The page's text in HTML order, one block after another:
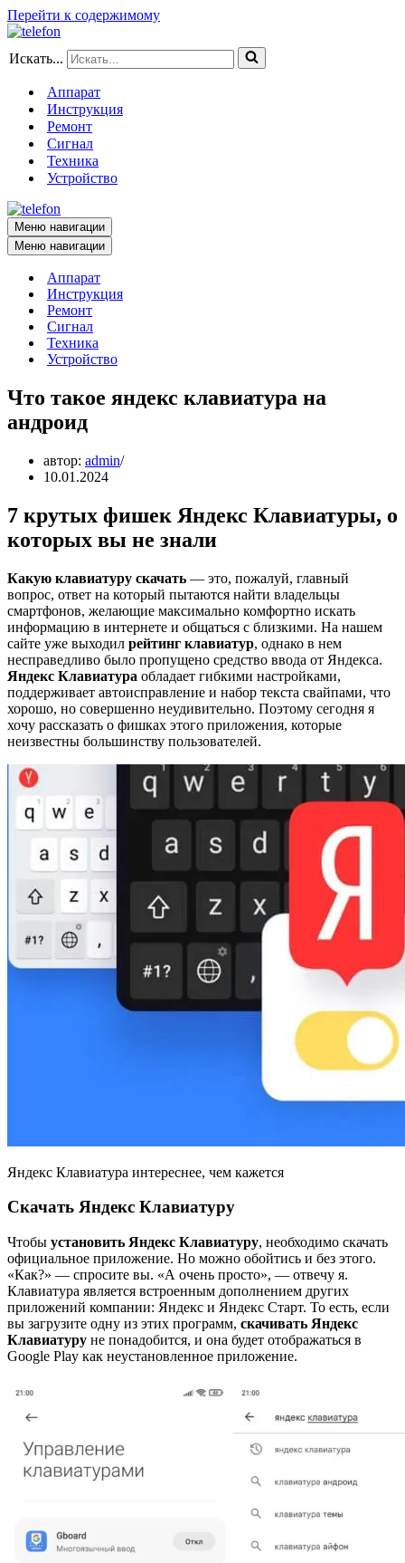
Перейти к содержимому
Искать...
Аппарат
Инструкция
Ремонт
Сигнал
Техника
Устройство
Меню навигации
Меню навигации
Аппарат
Инструкция
Ремонт
Сигнал
Техника
Устройство
Что такое яндекс клавиатура на
андроид
автор: admin
10.01.2024
7 крутых фишек Яндекс Клавиатуры, о
которых вы не знали
Какую клавиатуру скачать — это, пожалуй, главный
вопрос, ответ на который пытаются найти владельцы
смартфонов, желающие максимально комфортно искать
информацию в интернете и общаться с близкими. На нашем
сайте уже выходил рейтинг клавиатур, однако в нем
несправедливо было пропущено средство ввода от Яндекса.
Яндекс Клавиатура обладает гибкими настройками,
поддерживает автоисправление и набор текста свайпами, что
хорошо, но совершенно неудивительно. Поэтому сегодня я
хочу рассказать о фишках этого приложения, которые
неизвестны большинству пользователей.
Яндекс Клавиатура интереснее, чем кажется
Скачать Яндекс Клавиатуру
Чтобы установить Яндекс Клавиатуру, необходимо скачать
официальное приложение. Но можно обойтись и без этого.
«Как?» — спросите вы. «А очень просто», — отвечу я.
Клавиатура является встроенным дополнением других
приложений компании: Яндекс и Яндекс Старт. То есть, если
вы загрузите одну из этих программ, скачивать Яндекс
Клавиатуру не понадобится, и она будет отображаться в
Google Play как неустановленное приложение.